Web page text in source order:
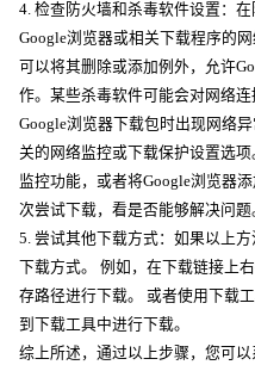
4. 检查防火墙和杀毒软件设置：
Google浏览器或相关下载程序的
可以将其删除或添加例外，允许
作。某些杀毒软件可能会对网络
Google浏览器下载包时出现网络
关的网络监控或下载保护设置选
监控功能，或者将Google浏览器
次尝试下载，看是否能够解决问题
5. 尝试其他下载方式：如果以上
下载方式。 例如，在下载链接上
存路径进行下载。 或者使用下载
到下载工具中进行下载。
综上所述，通过以上步骤，您可